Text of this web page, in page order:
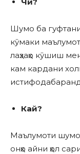
Шумо ба
кӯмаки
лаҳзаҳо кӯшиш
кам кардани
Кай?
Маълумоти шумо
онҳо айни ҳол